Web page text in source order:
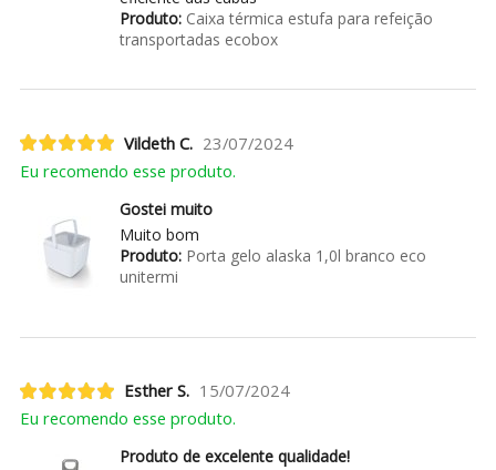
Produto:Caixa térmica estufa para refeição
transportadas ecobox
Vildeth C. 23/07/2024
Eu recomendo esse produto.
Gostei muito
Muito bom
Produto:Porta gelo alaska 1,0l branco eco
unitermi
Esther S. 15/07/2024
Eu recomendo esse produto.
Produto de excelente qualidade!